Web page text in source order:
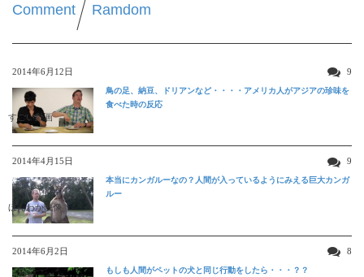
Comment Ramdom
2014年6月12日 9
すごい動画
鳥の足、納豆、ドリアンなど・・・・アメリカ人がアジアの珍味を
食べた時の反応
2014年4月15日 9
ほんわか映像
本当にカンガルーなの？人間が入っているようにみえる巨大カンガ
ルー
2014年6月2日 8
もしも人間がペットの犬と同じ行動をしたら・・・？？